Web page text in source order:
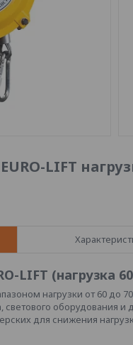
LIFT
LIFT (нагрузка
нагрузки от 60 до
оборудования
для снижения